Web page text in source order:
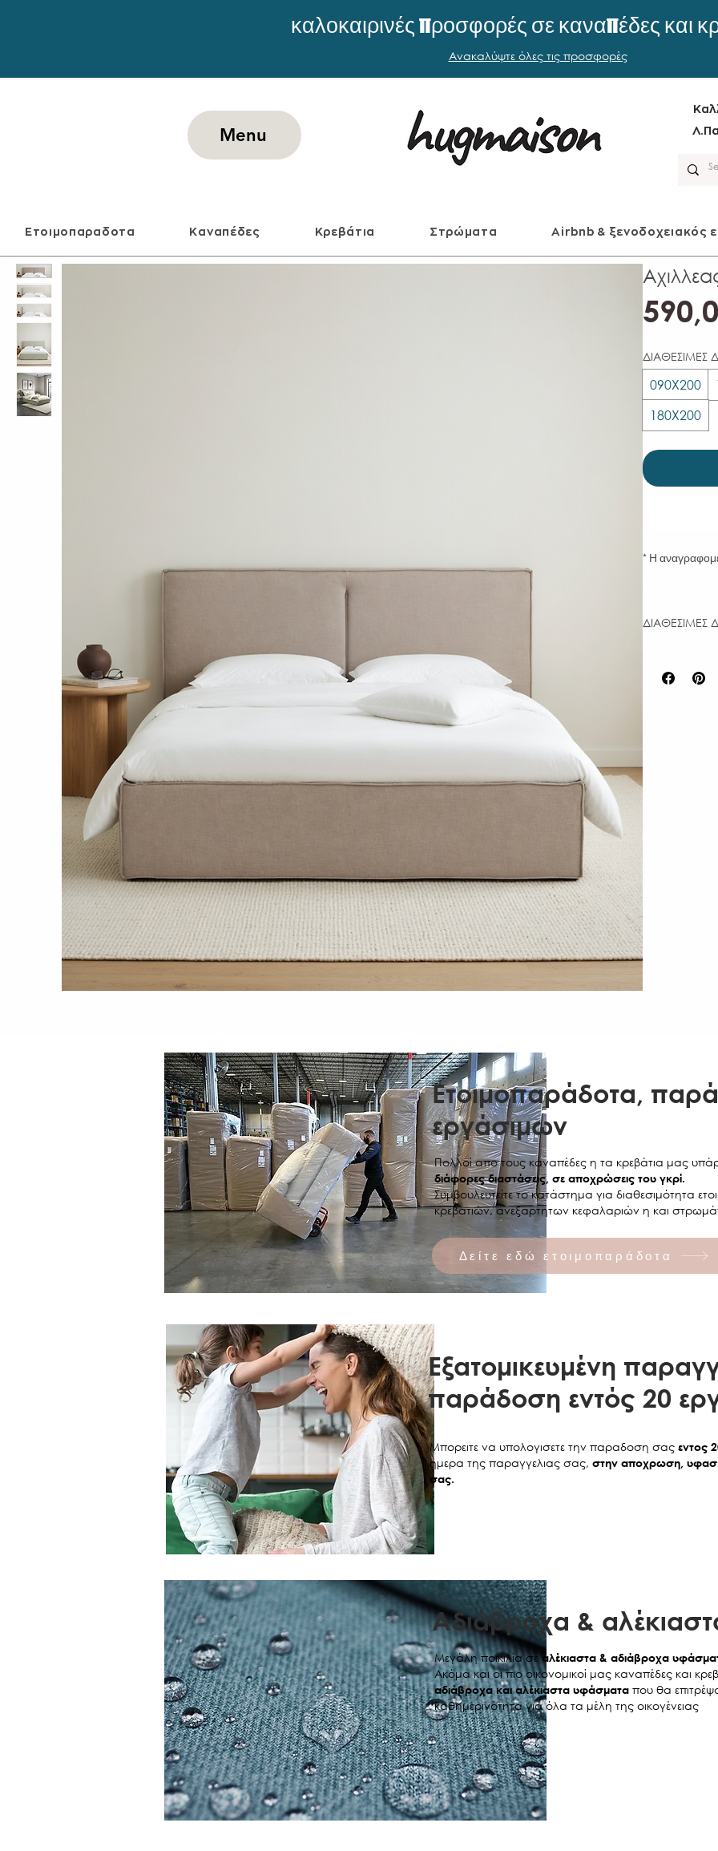
καλοκαιρινές προσφορές σε καναπέδες και
Ανακαλύψτε όλες τις προσφορές
Menu
Ετοιμοπαραδοτα Καναπέδες Κρεβάτια Στρώματα Airbnb & ξενοδοχειακός
ΔΙΑΘΕΣΙΜΕΣ
090Χ200
180Χ200
* Η
ΔΙΑΘΕΣΙΜΕΣ
ΣΤΙΣ ΤΙΜΕΣ
Ετοιμοπαράδοτα,
εργάσιμων
Πολλοί απο τους καναπέδες η τα κρεβάτια μας
διάφορες διαστάσεις, σε αποχρώσεις του γκρί.
Συμβουλευτείτε το κατάστημα για διαθεσιμότητα
κρεβατιών, ανεξαρτητων κεφαλαριών η και
Δείτε εδώ ετοιμοπαράδοτα
Εξατομικευμένη
παράδοση εντός 20
Μπορειτε να υπολογισετε την παραδοση σας εντος
ημερα της παραγγελιας σας, στην αποχρωση,
σας.
Aδιάβροχα &
Μεγάλη ποικιλία σεαλέκιαστα & αδιάβροχα
Ακόμα και οι πιο οικονομικοί μας καναπέδες και
αδιάβροχα και αλέκιαστα υφάσματα που θα
καθημερινότητα για όλα τα μέλη της οικογένειας